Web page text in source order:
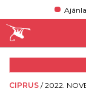
CIPRUS /2022.